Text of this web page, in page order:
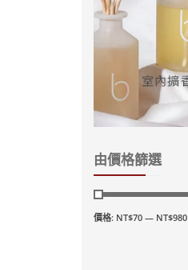
由價格篩選
價格: NT$70 — NT$980